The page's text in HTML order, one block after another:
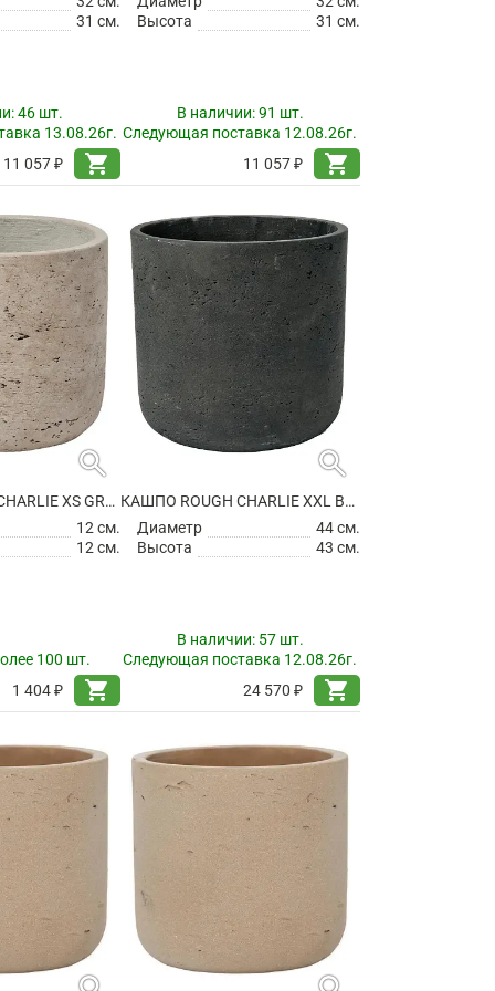
31 см.
46 шт.
13.08.26г.
11 057 ₽
shopping_cart
Высота
31 см.
В наличии:91 шт.
Следующая поставка 12.08.26г.
11 057 ₽
shopping_cart
search
КАШПО ROUGH CHARLIE XS GREY WASHED
12 см.
12 см.
100 шт.
1 404 ₽
shopping_cart
search
КАШПО ROUGH CHARLIE XXL BLACK WASHED
Диаметр
44 см.
Высота
43 см.
В наличии: 57 шт.
Следующая поставка 12.08.26г.
24 570 ₽
shopping_cart